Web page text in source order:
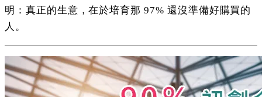
明：真正的生意，在於培育那 97% 還沒準備好購買的
人。